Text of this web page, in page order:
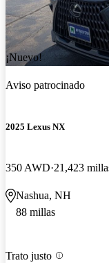
¡Nuevo!
Aviso patrocinado
2025 Lexus NX
350 AWD 21,423
Nashua, NH
88 millas
Trato justo